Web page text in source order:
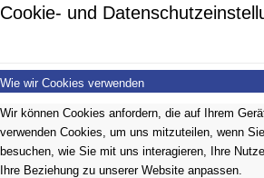
Cookie- und
Wie wir Cookies verwenden
Wir können Cookies anfordern, die auf Ihrem
verwenden Cookies, um uns mitzuteilen, wenn
besuchen, wie Sie mit uns interagieren, Ihre
Ihre Beziehung zu unserer Website anpassen.